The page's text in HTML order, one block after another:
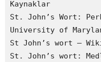
Kaynaklar
St. John’s Wort:
University of
St John’s wort –
St. John’s wort: